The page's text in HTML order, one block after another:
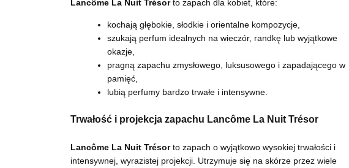
Lancôme La Nuit Trésorto zapach dla kobiet, które:
kochają głębokie, słodkie i orientalne kompozycje,
szukają perfum idealnych na wieczór, randkę lub wyjątkowe
okazje,
pragną zapachu zmysłowego, luksusowego i zapadającego w
pamięć,
lubią perfumy bardzo trwałe i intensywne.
Trwałość i projekcja zapachu Lancôme La Nuit Trésor
Lancôme La Nuit Trésorto zapach o wyjątkowo wysokiej trwałości i
intensywnej, wyrazistej projekcji. Utrzymuje się na skórze przez wiele